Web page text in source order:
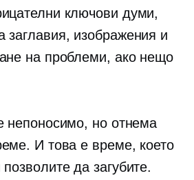
ключови думи,
заглавия, изображения и
на проблеми, ако нещо
непоносимо, но отнема
И това е време, което
да загубите.